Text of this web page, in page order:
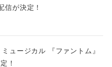
信が決定！
ュージカル 『ファントム』
！